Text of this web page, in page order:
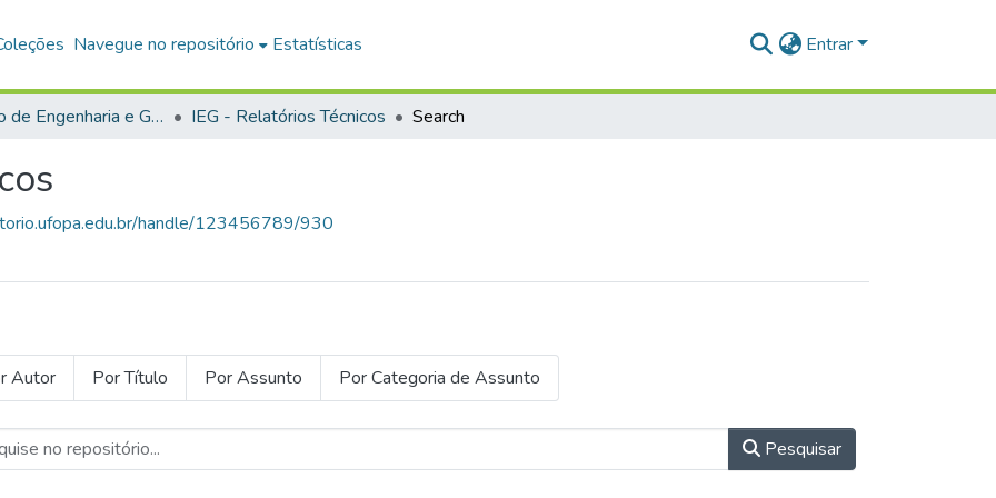
Navegue no repositório Estatísticas Entrar
Instituto de Engenharia e Geociências IEG - Relatórios Técnicos Search
handle/123456789/930
Autor Por Título Por Assunto Por Categoria de Assunto
Pesquisar